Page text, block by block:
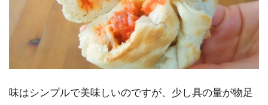
味はシンプルで美味しいのですが、少し具の量が物足